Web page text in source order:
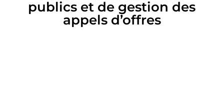
publics et de gestion des
appels d’offres